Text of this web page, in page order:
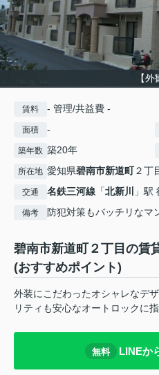
【外
賃料 - 管理/共益費 -
面積 -
築年数 築20年
所在地 愛知県碧南市新道町２丁
交通 名鉄三河線 「北新川 」駅
備考 防犯対策もバッチリなマ
碧南市新道町２丁目の賃
(おすすめポイント)
外装にこだわったオシャレなデ
リティも安心なオートロックに
無料 LINEか